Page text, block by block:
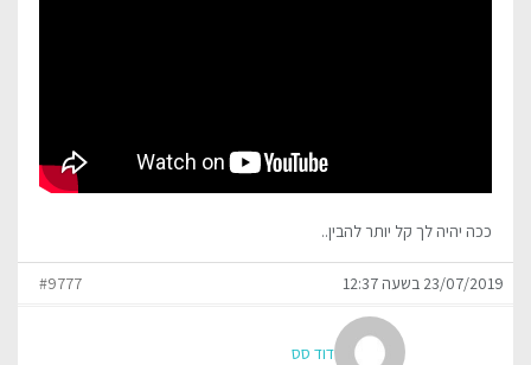
ככה יהיה לך קל יותר להבין..
23/07/2019 בשעה 12:37 #9777
דוד סס